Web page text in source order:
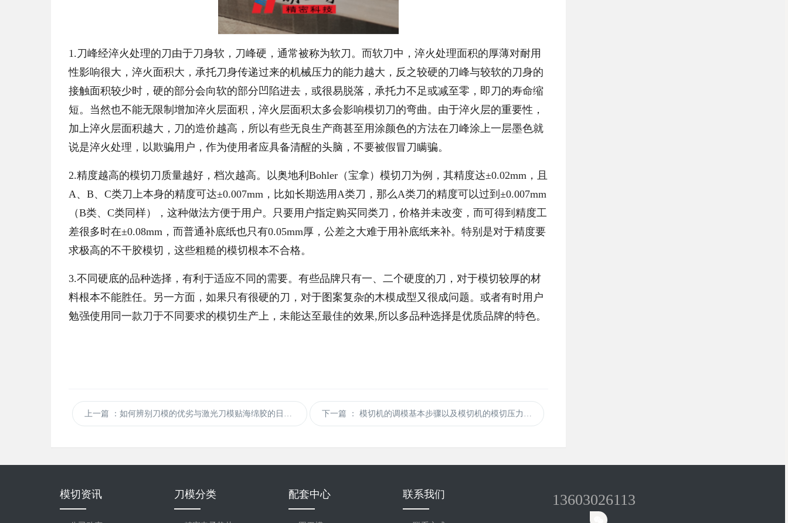
1.刀峰经淬火处理的刀由于刀身软，刀峰硬，通常被称为软刀。而软刀中，淬火处理面积的厚薄对耐用
性影响很大，淬火面积大，承托刀身传递过来的机械压力的能力越大，反之较硬的刀峰与较软的刀身的
接触面积较少时，硬的部分会向软的部分凹陷进去，或很易脱落，承托力不足或减至零，即刀的寿命缩
短。当然也不能无限制增加淬火层面积，淬火层面积太多会影响模切刀的弯曲。由于淬火层的重要性，
加上淬火层面积越大，刀的造价越高，所以有些无良生产商甚至用涂颜色的方法在刀峰涂上一层墨色就
说是淬火处理，以欺骗用户，作为使用者应具备清醒的头脑，不要被假冒刀瞒骗。
2.精度越高的模切刀质量越好，档次越高。以奥地利Bohler（宝拿）模切刀为例，其精度达±0.02mm，且
A、B、C类刀上本身的精度可达±0.007mm，比如长期选用A类刀，那么A类刀的精度可以过到±0.007mm
（B类、C类同样），这种做法方便于用户。只要用户指定购买同类刀，价格并未改变，而可得到精度工
差很多时在±0.08mm，而普通补底纸也只有0.05mm厚，公差之大难于用补底纸来补。特别是对于精度要
求极高的不干胶模切，这些粗糙的模切根本不合格。
3.不同硬底的品种选择，有利于适应不同的需要。有些品牌只有一、二个硬度的刀，对于模切较厚的材
料根本不能胜任。另一方面，如果只有很硬的刀，对于图案复杂的木模成型又很成问题。或者有时用户
勉强使用同一款刀于不同要求的模切生产上，未能达至最佳的效果,所以多品种选择是优质品牌的特色。
上一篇 ：如何辨别刀模的优劣与激光刀模贴海绵胶的日常维护保养方法！ 下一篇 ： 模切机的调模基本步骤以及模切机的模切压力如何进行设置？
模切资讯 刀模分类 配套中心 联系我们 13603026113